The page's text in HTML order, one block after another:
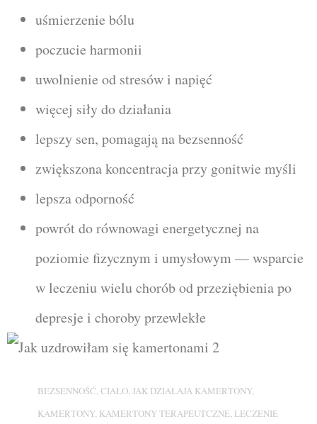
uśmierzenie bólu
poczucie harmonii
uwolnienie od stresów i napięć
więcej siły do działania
lepszy sen, pomagają na bezsenność
zwiększona koncentracja przy gonitwie myśli
lepsza odporność
powrót do równowagi energetycznej na
poziomie fizycznym i umysłowym — wsparcie
w leczeniu wielu chorób od przeziębienia po
depresje i choroby przewlekłe
BEZSENNOŚĆ,CIAŁO,JAK DZIAŁAJA KAMERTONY,
KAMERTONY, KAMERTONY TERAPEUTCZNE, LECZENIE